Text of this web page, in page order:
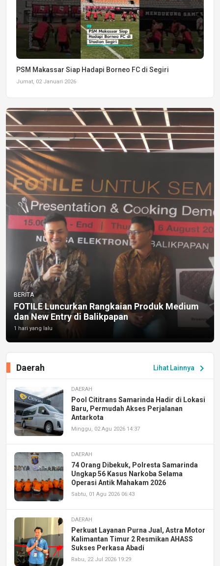
PSM Makassar Siap Hadapi Borneo FC di Segiri
Jumat, 02 Januari 2026
BERITA
FOTILE Luncurkan Rangkaian Produk Medium
dan New Entry di Balikpapan
1 hari yang lalu
Lihat Lainnya chevron_right
Daerah
DAERAH
Pool Cititrans Samarinda Hadir di Lokasi
Baru, Permudah Akses Perjalanan
Antarkota
Minggu, 02 Agu 2026 14:37
DAERAH
74 Orang Dibekuk, Polresta Samarinda
Ungkap 56 Kasus Narkoba Selama
Operasi Antik Mahakam 2026
Sabtu, 01 Agu 2026 06:43
DAERAH
Perkuat Layanan Purna Jual, Astra Motor
Kalimantan Timur 2 Resmikan AHASS
Sukses Perkasa Abadi
Rabu, 22 Jul 2026 19:29